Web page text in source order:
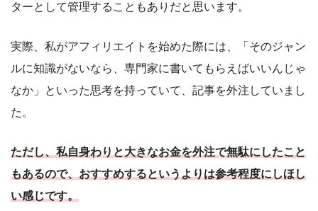
ターとして管理することもありだと思います。
実際、私がアフィリエイトを始めた際には、「そのジャン
ルに知識がないなら、専門家に書いてもらえばいいんじゃ
なか」といった思考を持っていて、記事を外注していまし
た。
ただし、私自身わりと大きなお金を外注で無駄にしたこと
もあるので、おすすめするというよりは参考程度にしほし
い感じです。